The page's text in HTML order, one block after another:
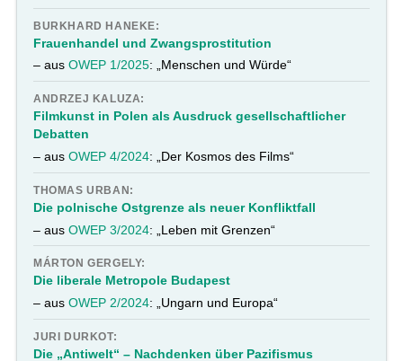
BURKHARD HANEKE:
Frauenhandel und Zwangsprostitution
– ausOWEP 1/2025: „Menschen und Würde“
ANDRZEJ KALUZA:
Filmkunst in Polen als Ausdruck gesellschaftlicher
Debatten
– ausOWEP 4/2024: „Der Kosmos des Films“
THOMAS URBAN:
Die polnische Ostgrenze als neuer Konfliktfall
– ausOWEP 3/2024: „Leben mit Grenzen“
MÁRTON GERGELY:
Die liberale Metropole Budapest
– ausOWEP 2/2024: „Ungarn und Europa“
JURI DURKOT:
Die „Antiwelt“ – Nachdenken über Pazifismus